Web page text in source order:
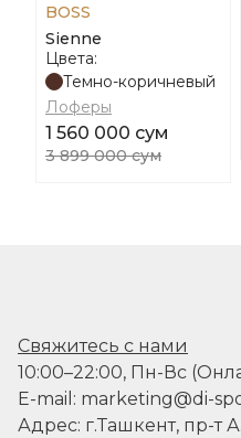
BOSS
Sienne
Цвета:
Темно-коричневый
Лоферы
1 560 000 сум
3 899 000 сум
Свяжитесь с нами
10:00–22:00, Пн-Вс
E-mail: marketing@di-
Адрес: г.Ташкент, пр-т